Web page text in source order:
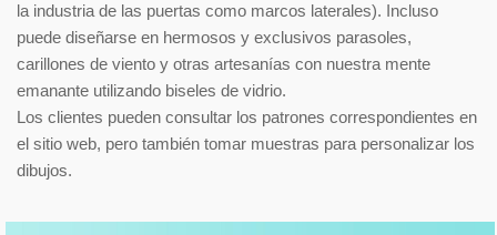
la industria de las puertas como marcos laterales). Incluso
puede diseñarse en hermosos y exclusivos parasoles,
carillones de viento y otras artesanías con nuestra mente
emanante utilizando biseles de vidrio.
Los clientes pueden consultar los patrones correspondientes en
el sitio web, pero también tomar muestras para personalizar los
dibujos.